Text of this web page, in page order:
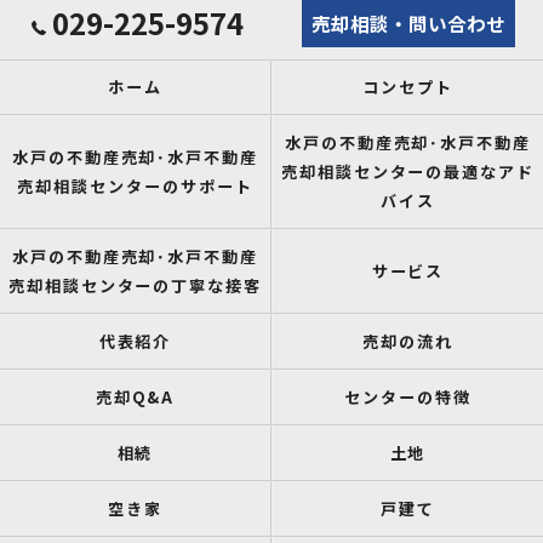
029-225-9574 売却相談・問い合わせ
ホーム コンセプト
水戸の不動産売却･水戸不動産
売却相談センターのサポート
水戸の不動産売却･水戸不動産
売却相談センターの最適なアド
バイス
水戸の不動産売却･水戸不動産
売却相談センターの丁寧な接客
サービス
代表紹介 売却の流れ
売却Q&A センターの特徴
相続 土地
空き家 戸建て